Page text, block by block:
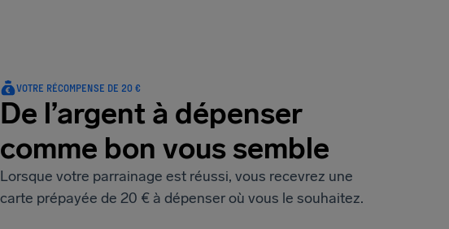
VOTRE RÉCOMPENSE DE 20 €
De l’argent à dépenser
comme bon vous semble
Lorsque votre parrainage est réussi, vous recevrez une
carte prépayée de 20 € à dépenser où vous le souhaitez.